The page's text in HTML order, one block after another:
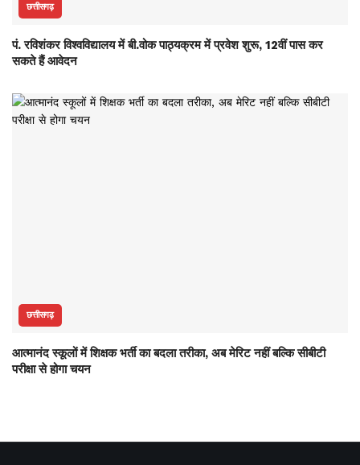
छत्तीसगढ़
पं. रविशंकर विश्वविद्यालय में बी.वोक पाठ्यक्रम में प्रवेश शुरू, 12वीं पास कर
सकते हैं आवेदन
छत्तीसगढ़
आत्मानंद स्कूलों में शिक्षक भर्ती का बदला तरीका, अब मेरिट नहीं बल्कि सीबीटी
परीक्षा से होगा चयन